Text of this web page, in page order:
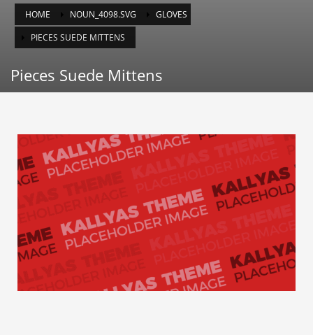
HOME NOUN_4098.SVG
GLOVES
PIECES SUEDE MITTENS
Pieces Suede Mittens